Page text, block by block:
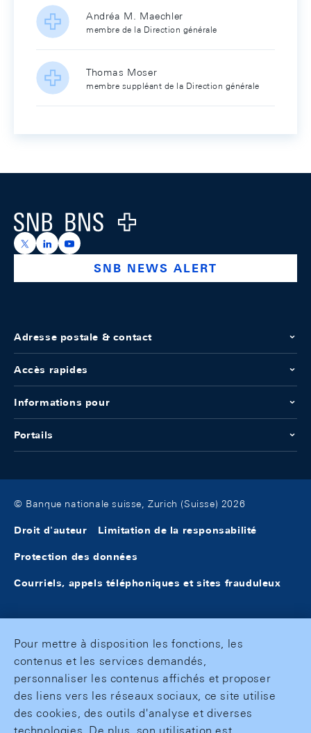
Andréa M. Maechler
membre de la Direction générale
Thomas Moser
membre suppléant de la Direction générale
Logo
https://x.com/snb_bns
https://ch.linkedin.com/company/swiss-national-
https://www.youtube.com/@swissnationalbank
SNB NEWS ALERT
Adresse postale & contact
Accès rapides
Informations pour
Portails
© Banque nationale suisse, Zurich (Suisse) 2026
Droit d'auteur Limitation de la responsabilité
Protection des données
Courriels, appels téléphoniques et sites frauduleux
Pour mettre à disposition les fonctions, les
contenus et les services demandés,
personnaliser les contenus affichés et proposer
des liens vers les réseaux sociaux, ce site utilise
des cookies, des outils d'analyse et diverses